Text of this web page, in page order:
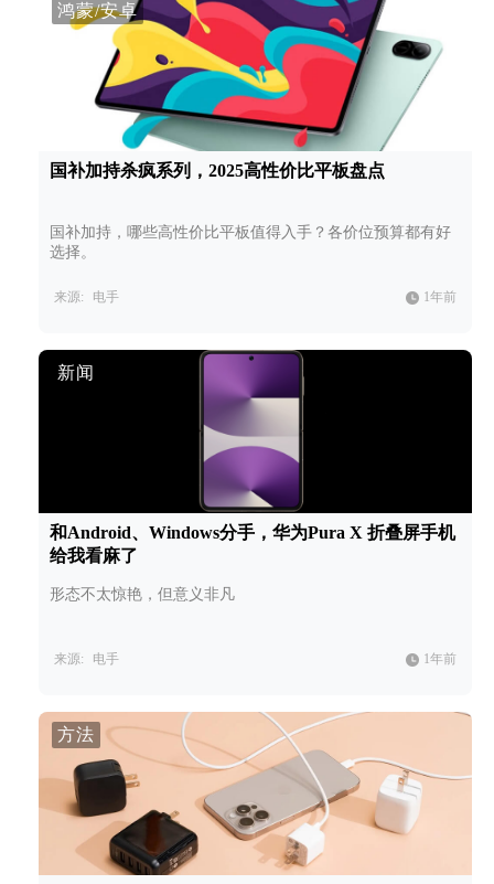
鸿蒙/安卓
国补加持杀疯系列，2025高性价比平板盘点
国补加持，哪些高性价比平板值得入手？各价位预算都有好
选择。
来源: 电手 1年前
新闻
和Android、Windows分手，华为Pura X 折叠屏手机
给我看麻了
形态不太惊艳，但意义非凡
来源: 电手 1年前
方法